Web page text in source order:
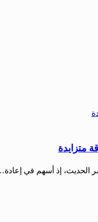
متزايدة
الحديث، إذ أسهم في